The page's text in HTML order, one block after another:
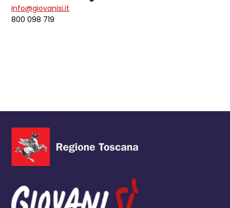
info@giovanisi.it
800 098 719